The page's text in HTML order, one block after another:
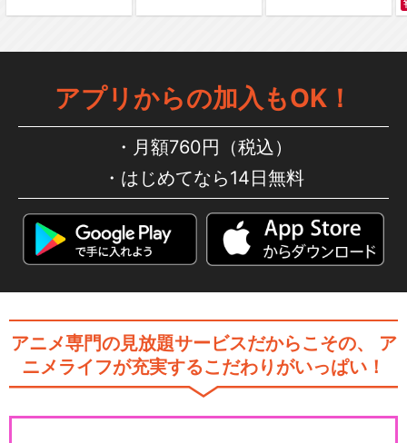
アプリからの加入もOK！
月額760円（税込）
はじめてなら14日無料
アニメ専門の見放題サービスだからこその、
ア
ニメライフが充実するこだわりがいっぱい！